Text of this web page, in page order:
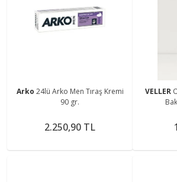
Arko 24lü Arko Men Tıraş Kremi
90 gr.
2.250,90 TL
VELLER